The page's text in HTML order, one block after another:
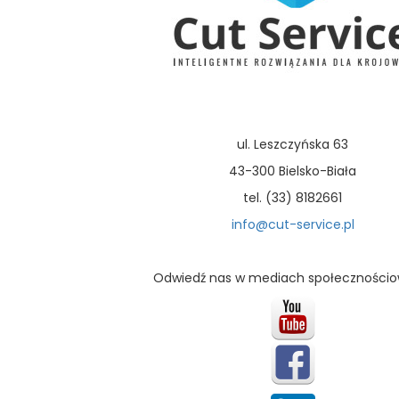
ul. Leszczyńska 63
43-300 Bielsko-Biała
tel. (33) 8182661
info@cut-service.pl
Odwiedź nas w mediach